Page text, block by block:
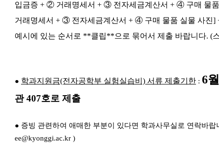
입금증 + ②​ 거래명세서
+ ③ 전자세금계산서 + ④ 구매 물
거래명세서 ​ + ③ 전자세금계산서 + ④ 구매 물품 실물 사진]
예시에 있는 순서로 **클립**으로 묶어서 제출 바랍니다. (
● 학과지원금(전자공학부 실험실습비) ​ 서류 제출기한 : 6
관 407호로 제출
● 증빙 관련하여 애매한 부분이 있다면 학과사무실로 연락바랍
ee@kyonggi.ac.kr )